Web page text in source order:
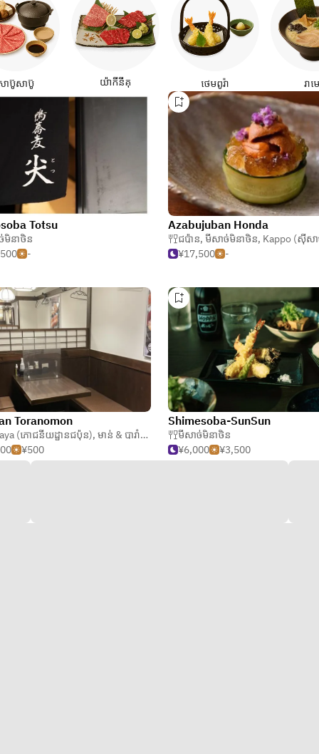
ាប៊ូសាប៊ូ យ៉ាកីនីគុ ថេមពូរ៉ា រា
Totsu
មិនាថិន
-
Azabujuban Honda
ជប៉ាន, មីសាច់មិនាថិន, Kappo (ស៊ីសាច់បែរស្
¥17,500
-
Toranomon
(ភោជនីយដ្ឋានជប៉ុន), មាន់ & បារាំង ,
មីសាច់មិនាថិន
¥500
Shimesoba-SunSun
មីសាច់មិនាថិន
¥6,000
¥3,500